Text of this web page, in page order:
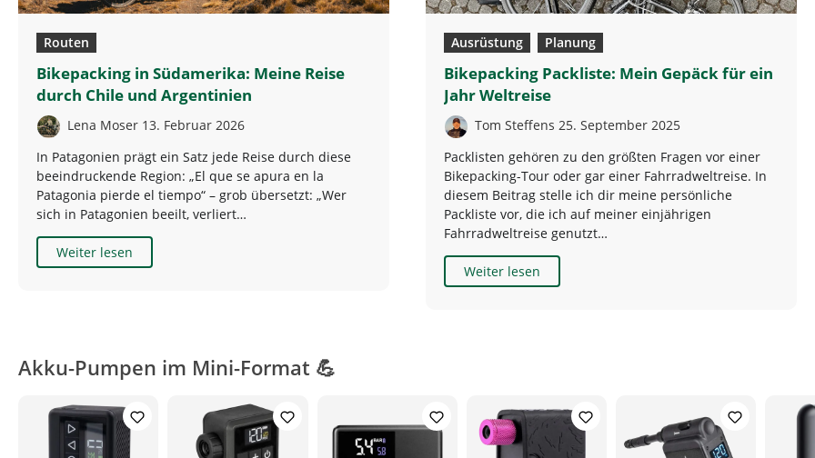
Routen
Bikepacking in Südamerika: Meine Reise
durch Chile und Argentinien
Lena Moser 13. Februar 2026
In Patagonien prägt ein Satz jede Reise durch diese
beeindruckende Region: „El que se apura en la
Patagonia pierde el tiempo“ – grob übersetzt: „Wer
sich in Patagonien beeilt, verliert…
Weiter lesen
Ausrüstung Planung
Bikepacking Packliste: Mein Gepäck für ein
Jahr Weltreise
Tom Steffens 25. September 2025
Packlisten gehören zu den größten Fragen vor einer
Bikepacking-Tour oder gar einer Fahrradweltreise. In
diesem Beitrag stelle ich dir meine persönliche
Packliste vor, die ich auf meiner einjährigen
Fahrradweltreise genutzt…
Weiter lesen
Akku-Pumpen im Mini-Format 💪